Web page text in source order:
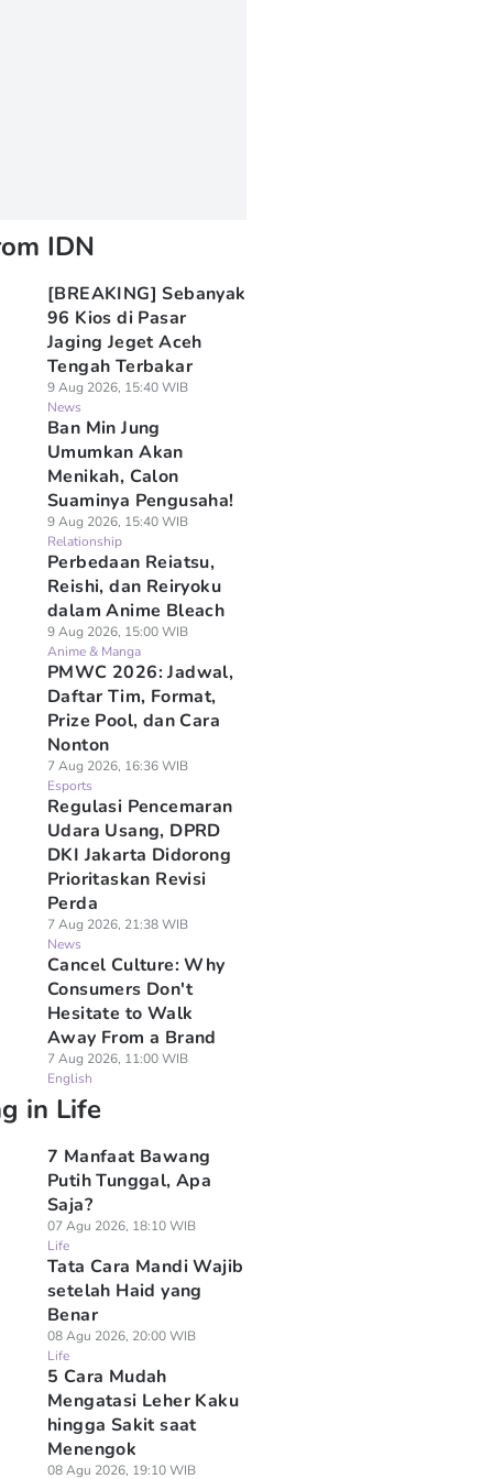
IDN
[BREAKING] Sebanyak
96 Kios di Pasar
Jaging Jeget Aceh
Tengah Terbakar
9 Aug 2026, 15:40 WIB
News
Ban Min Jung
Umumkan Akan
Menikah, Calon
Suaminya Pengusaha!
9 Aug 2026, 15:40 WIB
Relationship
Perbedaan Reiatsu,
Reishi, dan Reiryoku
dalam Anime Bleach
9 Aug 2026, 15:00 WIB
Anime & Manga
PMWC 2026: Jadwal,
Daftar Tim, Format,
Prize Pool, dan Cara
Nonton
7 Aug 2026, 16:36 WIB
Esports
Regulasi Pencemaran
Udara Usang, DPRD
DKI Jakarta Didorong
Prioritaskan Revisi
Perda
7 Aug 2026, 21:38 WIB
News
Cancel Culture: Why
Consumers Don't
Hesitate to Walk
Away From a Brand
7 Aug 2026, 11:00 WIB
English
in Life
7 Manfaat Bawang
Putih Tunggal, Apa
Saja?
07 Agu 2026, 18:10 WIB
Life
Tata Cara Mandi Wajib
setelah Haid yang
Benar
08 Agu 2026, 20:00 WIB
Life
5 Cara Mudah
Mengatasi Leher Kaku
hingga Sakit saat
Menengok
08 Agu 2026, 19:10 WIB